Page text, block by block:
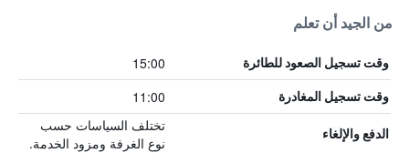
من الجيد أن تعلم
وقت تسجيل الصعود للطائرة 15:00
وقت تسجيل المغادرة 11:00
الدفع والإلغاء
تختلف السياسات حسب
نوع الغرفة ومزود الخدمة.